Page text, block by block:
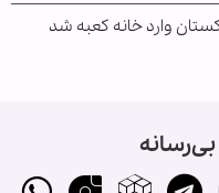
وارد خانه کعبه شد